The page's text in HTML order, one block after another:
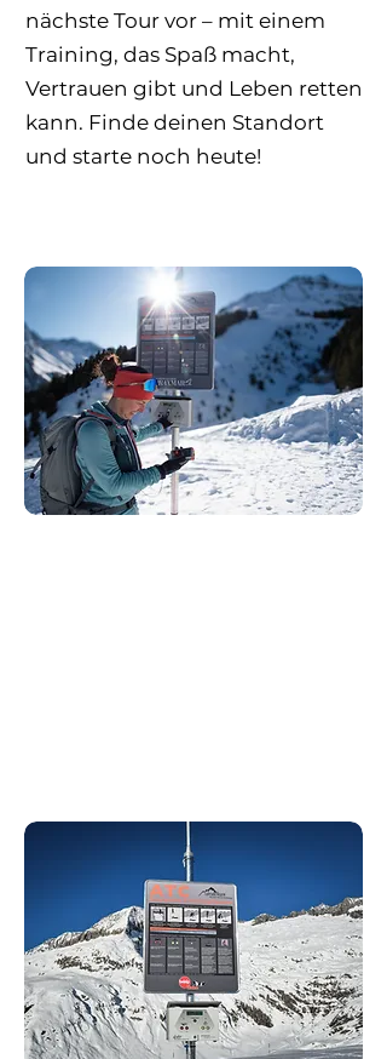
nächste Tour vor – mit einem
Training, das Spaß macht,
Vertrauen gibt und Leben retten
kann. Finde deinen Standort
und starte noch heute!